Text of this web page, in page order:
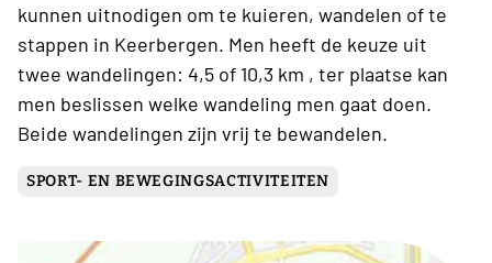
kunnen uitnodigen om te kuieren, wandelen of te
stappen in Keerbergen. Men heeft de keuze uit
twee wandelingen: 4,5 of 10,3 km , ter plaatse kan
men beslissen welke wandeling men gaat doen.
Beide wandelingen zijn vrij te bewandelen.
SPORT- EN BEWEGINGSACTIVITEITEN